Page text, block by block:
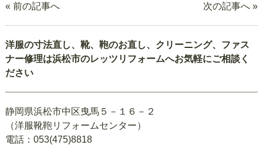
« 前の記事へ 次の記事へ »
洋服の寸法直し、靴、鞄のお直し、クリーニング、ファス
ナー修理は浜松市のレッツリフォームへお気軽にご相談く
ださい
静岡県浜松市中区曳馬５－１６－２
（洋服靴鞄リフォームセンター）
電話：053(475)8818